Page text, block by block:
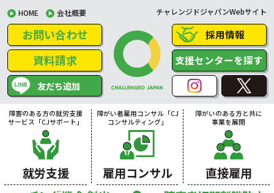
HOME 会社概要 チャレンジドジャパンWebサイト
お問い合わせ
資料請求
友だち追加
採用情報
支援センターを探す
障害のある方の就労支援
サービス「CJサポート」
就労支援
障がい者雇用コンサル「CJ
コンサルティング」
雇用コンサル
障がいのある方と共に
事業を展開
直接雇用